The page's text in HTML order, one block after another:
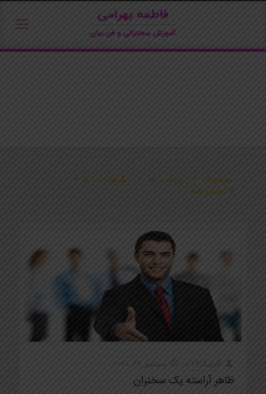
موضوعات برچسب ها
نویسنده ها
نمایش همه
کلینیک24 در سپتامبر 29, 2020
ظاهر آراسته یک سخنران